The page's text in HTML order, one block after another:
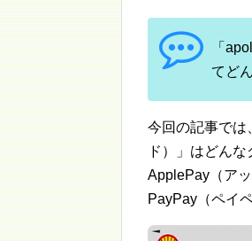
「
てど
今回の記事では
ド）」はどん
ApplePay（ア
PayPay（ペイ